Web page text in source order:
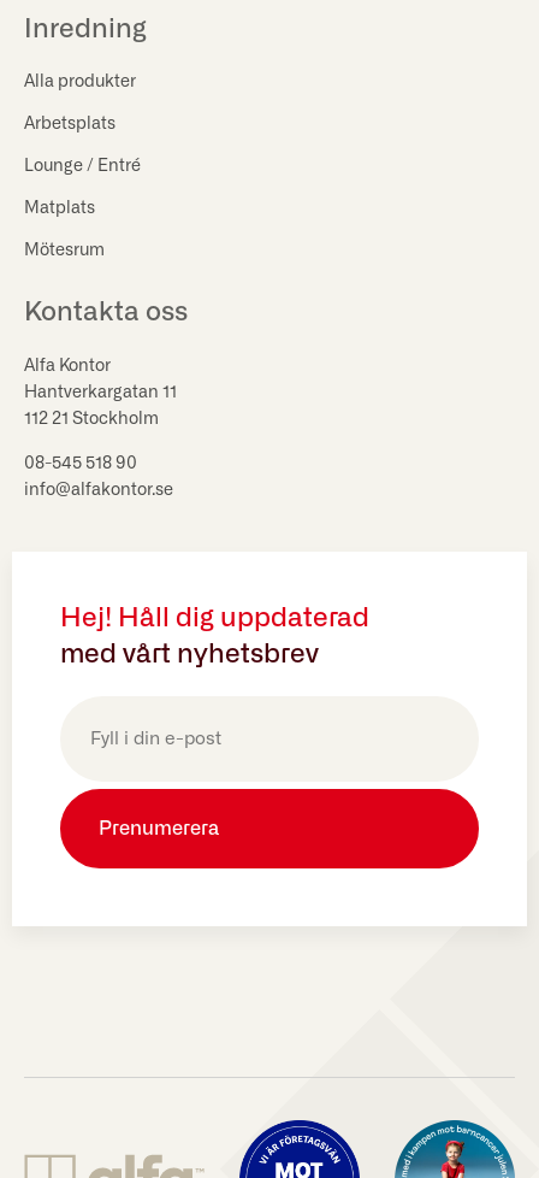
Inredning
Alla produkter
Arbetsplats
Lounge / Entré
Matplats
Mötesrum
Kontakta oss
Alfa Kontor
Hantverkargatan 11
112 21 Stockholm
08-545 518 90
info@alfakontor.se
Hej! Håll dig uppdaterad
med vårt nyhetsbrev
(Obligatoriskt)